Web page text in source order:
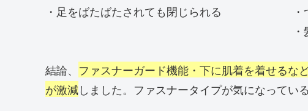
・足をばたばたされても閉じられる
結論、 ファスナーガード機能・下に肌着を着せるな
が激減しました。ファスナータイプが気になってい